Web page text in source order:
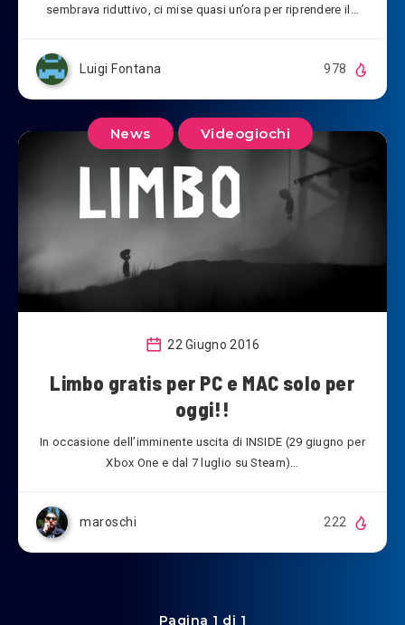
sembrava riduttivo, ci mise quasi un’ora per riprendere il…
Luigi Fontana 978
News Videogiochi
22 Giugno 2016
Limbo gratis per PC e MAC solo per
oggi!!
In occasione dell’imminente uscita di INSIDE (29 giugno per
Xbox One e dal 7 luglio su Steam)…
maroschi 222
Pagina 1 di 1